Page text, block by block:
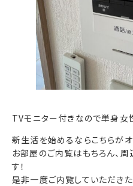
TVモニター付きなので単身女
新生活を始めるならこちらが
お部屋のご内覧はもちろん、
す！
是非一度ご内覧していただきた